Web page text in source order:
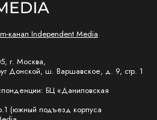
канал Independent Media
г. Москва,
Донской, ш. Варшавское, д. 9, стр. 1
БЦ «Даниловская
(южный подъезд корпуса